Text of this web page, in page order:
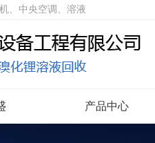
、中央空调、溶液
产品中心